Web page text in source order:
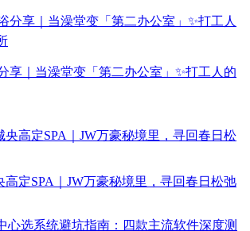
享｜当澡堂变「第二办公室」✨打工人的
高定SPA｜JW万豪秘境里，寻回春日松弛